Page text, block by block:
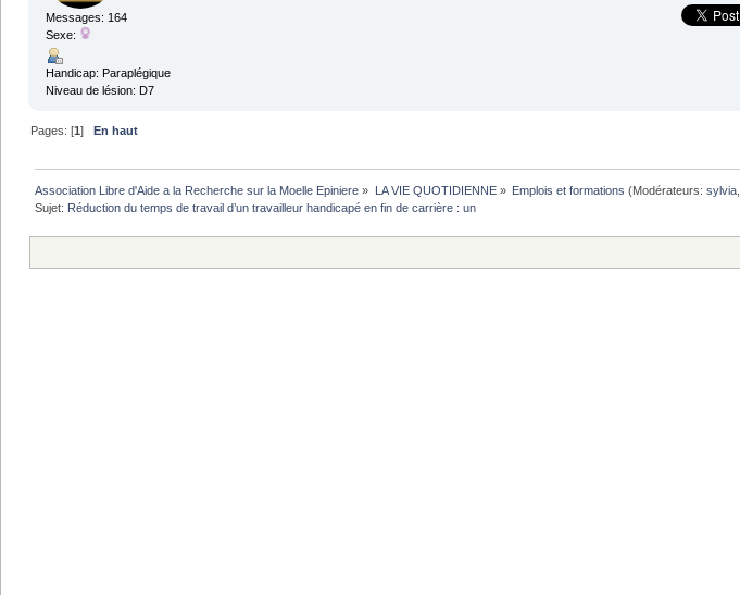
Messages: 164
Sexe:
Handicap: Paraplégique
Niveau de lésion: D7
Pages: [1]En haut
Association Libre d'Aide a la Recherche sur la Moelle Epiniere » LA VIE QUOTIDIENNE» Emplois et formations (Modérateurs: sylvia,
Sujet: Réduction du temps de travail d’un travailleur handicapé en fin de carrière : un